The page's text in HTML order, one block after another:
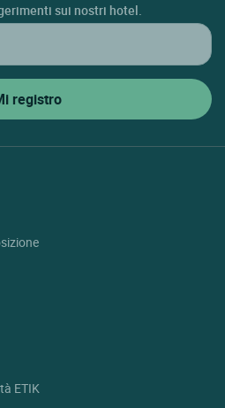
sui nostri hotel.
ETIK